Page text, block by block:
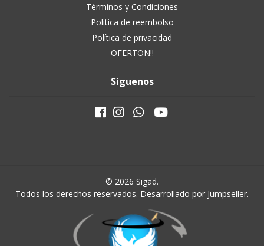
Términos y Condiciones
Politica de reembolso
Política de privacidad
OFERTON!!
Síguenos
© 2026 Sigad.
Todos los derechos reservados. Desarrollado por Jumpseller.